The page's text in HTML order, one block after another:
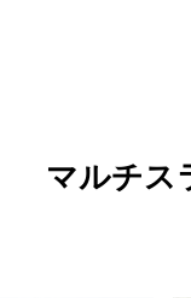
マルチス